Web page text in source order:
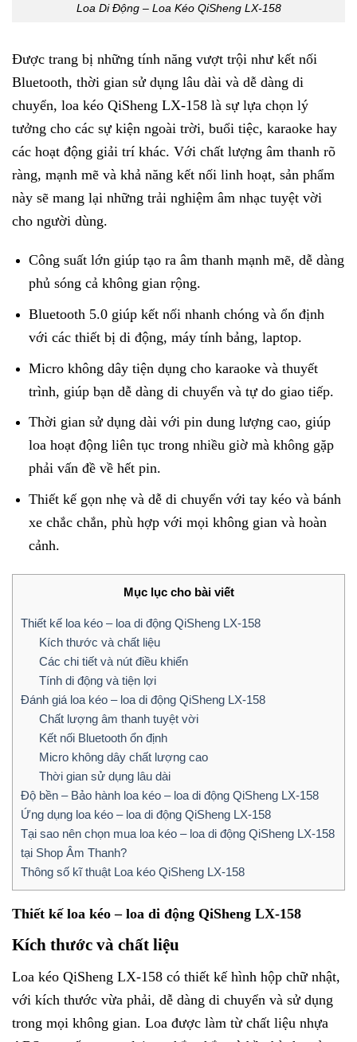
Loa Di Động – Loa Kéo QiSheng LX-158
Được trang bị những tính năng vượt trội như kết nối
Bluetooth, thời gian sử dụng lâu dài và dễ dàng di
chuyển, loa kéo QiSheng LX-158 là sự lựa chọn lý
tưởng cho các sự kiện ngoài trời, buổi tiệc, karaoke hay
các hoạt động giải trí khác. Với chất lượng âm thanh rõ
ràng, mạnh mẽ và khả năng kết nối linh hoạt, sản phẩm
này sẽ mang lại những trải nghiệm âm nhạc tuyệt vời
cho người dùng.
Công suất lớn giúp tạo ra âm thanh mạnh mẽ, dễ dàng
phủ sóng cả không gian rộng.
Bluetooth 5.0 giúp kết nối nhanh chóng và ổn định
với các thiết bị di động, máy tính bảng, laptop.
Micro không dây tiện dụng cho karaoke và thuyết
trình, giúp bạn dễ dàng di chuyển và tự do giao tiếp.
Thời gian sử dụng dài với pin dung lượng cao, giúp
loa hoạt động liên tục trong nhiều giờ mà không gặp
phải vấn đề về hết pin.
Thiết kế gọn nhẹ và dễ di chuyển với tay kéo và bánh
xe chắc chắn, phù hợp với mọi không gian và hoàn
cảnh.
Mục lục cho bài viết
Thiết kế loa kéo – loa di động QiSheng LX-158
Kích thước và chất liệu
Các chi tiết và nút điều khiển
Tính di động và tiện lợi
Đánh giá loa kéo – loa di động QiSheng LX-158
Chất lượng âm thanh tuyệt vời
Kết nối Bluetooth ổn định
Micro không dây chất lượng cao
Thời gian sử dụng lâu dài
Độ bền – Bảo hành loa kéo – loa di động QiSheng LX-158
Ứng dụng loa kéo – loa di động QiSheng LX-158
Tại sao nên chọn mua loa kéo – loa di động QiSheng LX-158
tại Shop Âm Thanh?
Thông số kĩ thuật Loa kéo QiSheng LX-158
Thiết kế loa kéo – loa di động QiSheng LX-158
Kích thước và chất liệu
Loa kéo QiSheng LX-158 có thiết kế hình hộp chữ nhật,
với kích thước vừa phải, dễ dàng di chuyển và sử dụng
trong mọi không gian. Loa được làm từ chất liệu nhựa